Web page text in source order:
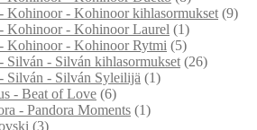
Kohinoor - Kohinoor kihlasormukset (9)
Kohinoor - Kohinoor Laurel (1)
Kohinoor - Kohinoor Rytmi (5)
Silván - Silván kihlasormukset (26)
Silván - Silván Syleilijä (1)
- Beat of Love (6)
- Pandora Moments (1)
(3)